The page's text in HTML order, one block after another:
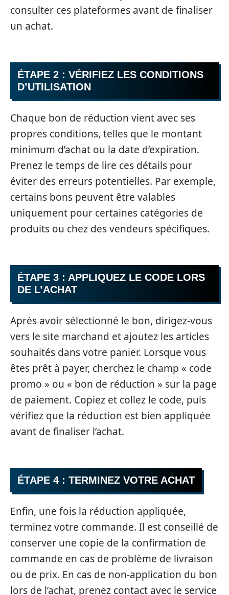
consulter ces plateformes avant de finaliser
un achat.
ÉTAPE 2 : VÉRIFIEZ LES CONDITIONS
D’UTILISATION
Chaque bon de réduction vient avec ses
propres conditions, telles que le montant
minimum d’achat ou la date d’expiration.
Prenez le temps de lire ces détails pour
éviter des erreurs potentielles. Par exemple,
certains bons peuvent être valables
uniquement pour certaines catégories de
produits ou chez des vendeurs spécifiques.
ÉTAPE 3 : APPLIQUEZ LE CODE LORS
DE L’ACHAT
Après avoir sélectionné le bon, dirigez-vous
vers le site marchand et ajoutez les articles
souhaités dans votre panier. Lorsque vous
êtes prêt à payer, cherchez le champ « code
promo » ou « bon de réduction » sur la page
de paiement. Copiez et collez le code, puis
vérifiez que la réduction est bien appliquée
avant de finaliser l’achat.
ÉTAPE 4 : TERMINEZ VOTRE ACHAT
Enfin, une fois la réduction appliquée,
terminez votre commande. Il est conseillé de
conserver une copie de la confirmation de
commande en cas de problème de livraison
ou de prix. En cas de non-application du bon
lors de l’achat, prenez contact avec le service